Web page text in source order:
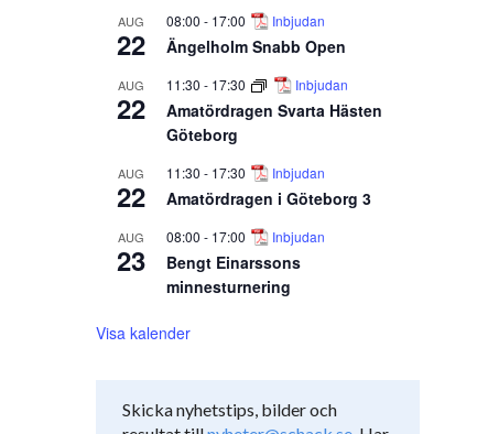
AUG
22
08:00 - 17:00 Inbjudan
Ängelholm Snabb Open
AUG
22
11:30 - 17:30 Inbjudan
Amatördragen Svarta Hästen
Göteborg
AUG
22
11:30 - 17:30 Inbjudan
Amatördragen i Göteborg 3
AUG
23
08:00 - 17:00 Inbjudan
Bengt Einarssons
minnesturnering
Visa kalender
Skicka nyhetstips, bilder och